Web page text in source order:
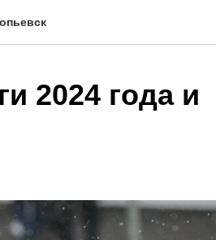
2024 года и